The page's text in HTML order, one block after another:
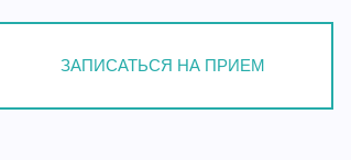
ЗАПИСАТЬСЯ НА ПРИЕМ